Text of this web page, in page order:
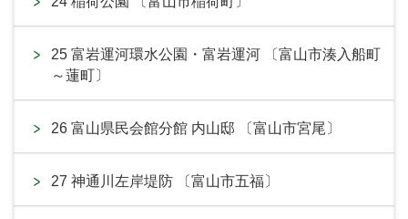
25 富岩運河環水公園・富岩運河 〔富山市湊入船町
～蓮町〕
26 富山県民会館分館 内山邸 〔富山市宮尾〕
27 神通川左岸堤防 〔富山市五福〕